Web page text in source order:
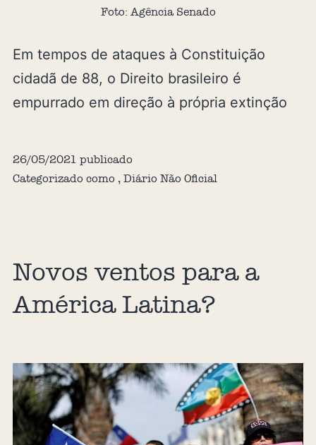
Foto: Agência Senado
Em tempos de ataques à Constituição
cidadã de 88, o Direito brasileiro é
empurrado em direção à própria extinção
26/05/2021 publicado
Categorizado como , Diário Não Oficial
Novos ventos para a
América Latina?